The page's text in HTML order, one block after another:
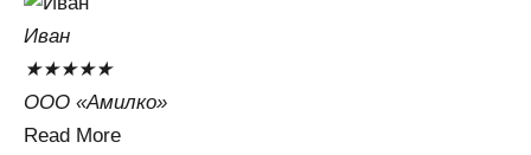
Иван
★★★★★
ООО «Амилко»
Read More